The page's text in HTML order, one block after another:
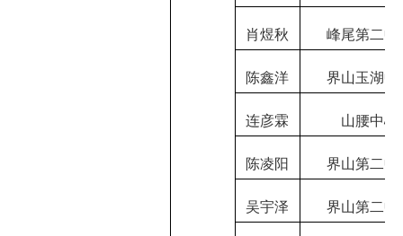
肖煜秋 峰尾第二中
陈鑫洋 界山玉湖中
连彦霖 山腰中心
陈凌阳 界山第二中
吴宇泽 界山第二中